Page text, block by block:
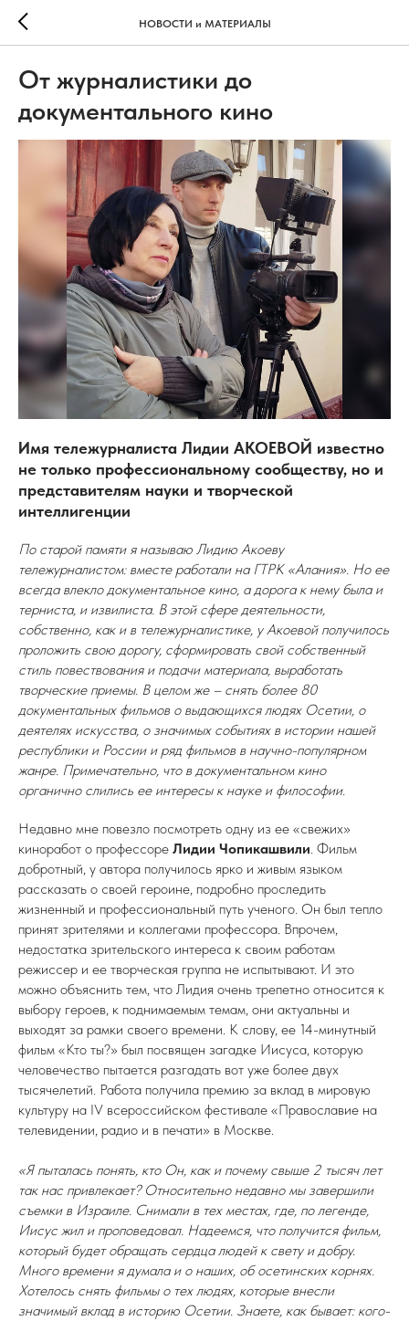
НОВОСТИ и МАТЕРИАЛЫ
От журналистики до
документального кино
Имя тележурналиста Лидии АКОЕВОЙ известно
не только профессиональному сообществу, но и
представителям науки и творческой
интеллигенции
По старой памяти я называю Лидию Акоеву
тележурналистом: вместе работали на ГТРК «Алания». Но ее
всегда влекло документальное кино, а дорога к нему была и
терниста, и извилиста. В этой сфере деятельности,
собственно, как и в тележурналистике, у Акоевой получилось
проложить свою дорогу, сформировать свой собственный
стиль повествования и подачи материала, выработать
творческие приемы. В целом же – снять более 80
документальных фильмов о выдающихся людях Осетии, о
деятелях искусства, о значимых событиях в истории нашей
республики и России и ряд фильмов в научно-популярном
жанре. Примечательно, что в документальном кино
органично слились ее интересы к науке и философии.
Недавно мне повезло посмотреть одну из ее «свежих»
киноработ о профессоре Лидии Чопикашвили. Фильм
добротный, у автора получилось ярко и живым языком
рассказать о своей героине, подробно проследить
жизненный и профессиональный путь ученого. Он был тепло
принят зрителями и коллегами профессора. Впрочем,
недостатка зрительского интереса к своим работам
режиссер и ее творческая группа не испытывают. И это
можно объяснить тем, что Лидия очень трепетно относится к
выбору героев, к поднимаемым темам, они актуальны и
выходят за рамки своего времени. К слову, ее 14-минутный
фильм «Кто ты?» был посвящен загадке Иисуса, которую
человечество пытается разгадать вот уже более двух
тысячелетий. Работа получила премию за вклад в мировую
культуру на IV всероссийском фестивале «Православие на
телевидении, радио и в печати» в Москве.
«Я пыталась понять, кто Он, как и почему свыше 2 тысяч лет
так нас привлекает? Относительно недавно мы завершили
съемки в Израиле. Снимали в тех местах, где, по легенде,
Иисус жил и проповедовал. Надеемся, что получится фильм,
который будет обращать сердца людей к свету и добру.
Много времени я думала и о наших, об осетинских корнях.
Хотелось снять фильмы о тех людях, которые внесли
значимый вклад в историю Осетии. Знаете, как бывает: кого-